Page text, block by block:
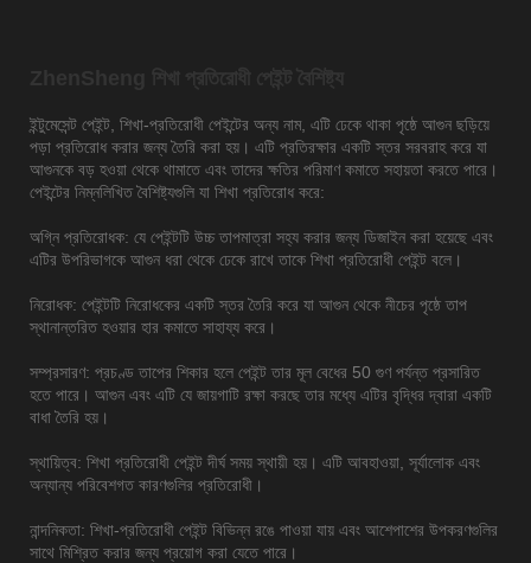
ইন্টুমেসেন্ট পেইন্ট, শিখা-প্রতিরোধী পেইন্টের অন্য নাম, এটি ঢেকে থাকা পৃষ্ঠে আগুন ছড়িয়ে
পড়া প্রতিরোধ করার জন্য তৈরি করা হয়। এটি প্রতিরক্ষার একটি স্তর সরবরাহ করে যা
আগুনকে বড় হওয়া থেকে থামাতে এবং তাদের ক্ষতির পরিমাণ কমাতে সহায়তা করতে পারে।
পেইন্টের নিম্নলিখিত বৈশিষ্ট্যগুলি যা শিখা প্রতিরোধ করে:
অগ্নি প্রতিরোধক: যে পেইন্টটি উচ্চ তাপমাত্রা সহ্য করার জন্য ডিজাইন করা হয়েছে এবং
এটির উপরিভাগকে আগুন ধরা থেকে ঢেকে রাখে তাকে শিখা প্রতিরোধী পেইন্ট বলে।
নিরোধক: পেইন্টটি নিরোধকের একটি স্তর তৈরি করে যা আগুন থেকে নীচের পৃষ্ঠে তাপ
স্থানান্তরিত হওয়ার হার কমাতে সাহায্য করে।
সম্প্রসারণ: প্রচণ্ড তাপের শিকার হলে পেইন্ট তার মূল বেধের 50 গুণ পর্যন্ত প্রসারিত
হতে পারে। আগুন এবং এটি যে জায়গাটি রক্ষা করছে তার মধ্যে এটির বৃদ্ধির দ্বারা একটি
বাধা তৈরি হয়।
স্থায়িত্ব: শিখা প্রতিরোধী পেইন্ট দীর্ঘ সময় স্থায়ী হয়। এটি আবহাওয়া, সূর্যালোক এবং
অন্যান্য পরিবেশগত কারণগুলির প্রতিরোধী।
নান্দনিকতা: শিখা-প্রতিরোধী পেইন্ট বিভিন্ন রঙে পাওয়া যায় এবং আশেপাশের উপকরণগুলির
সাথে মিশ্রিত করার জন্য প্রয়োগ করা যেতে পারে।